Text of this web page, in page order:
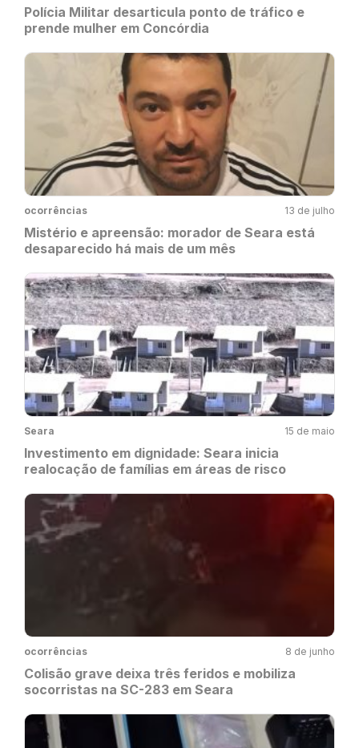
Polícia Militar desarticula ponto de tráfico e
prende mulher em Concórdia
ocorrências 13 de julho
Mistério e apreensão: morador de Seara está
desaparecido há mais de um mês
Seara 15 de maio
Investimento em dignidade: Seara inicia
realocação de famílias em áreas de risco
ocorrências 8 de junho
Colisão grave deixa três feridos e mobiliza
socorristas na SC-283 em Seara